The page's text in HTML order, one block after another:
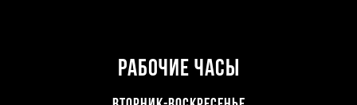
Рабочие часы